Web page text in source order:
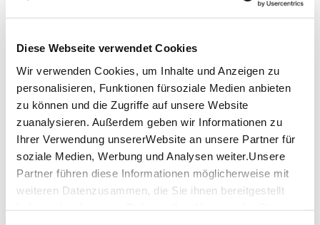
Diese Webseite verwendet Cookies
Wir verwenden Cookies, um Inhalte und Anzeigen zu
personalisieren, Funktionen fürsoziale Medien anbieten
zu können und die Zugriffe auf unsere Website
zuanalysieren. Außerdem geben wir Informationen zu
Ihrer Verwendung unsererWebsite an unsere Partner für
soziale Medien, Werbung und Analysen weiter.Unsere
Partner führen diese Informationen möglicherweise mit
weiteren Datenzusammen, die Sie ihnen bereitgestellt